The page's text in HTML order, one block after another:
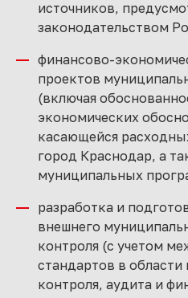
источников,
законодательством
финансово-
проектов
(включая
экономических
касающейся
город Краснодар, а
муниципальных
разработка и
внешнего
контроля (с учетом
стандартов в области
контроля, аудита и